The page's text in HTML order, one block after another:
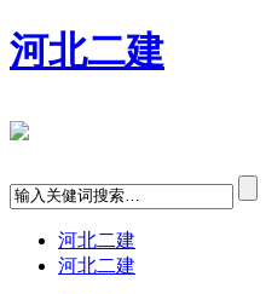
河北二建
河北二建
河北二建